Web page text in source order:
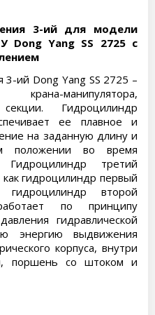
3-ий для модели
Dong Yang SS 2725 с
ий Dong Yang SS 2725 –
манипулятора,
Гидроцилиндр
ее плавное и
на заданную длину и
положении во время
Гидроцилиндр третий
гидроцилиндр первый
второй
по принципу
гидравлической
энергию выдвижения
корпуса, внутри
поршень со штоком и